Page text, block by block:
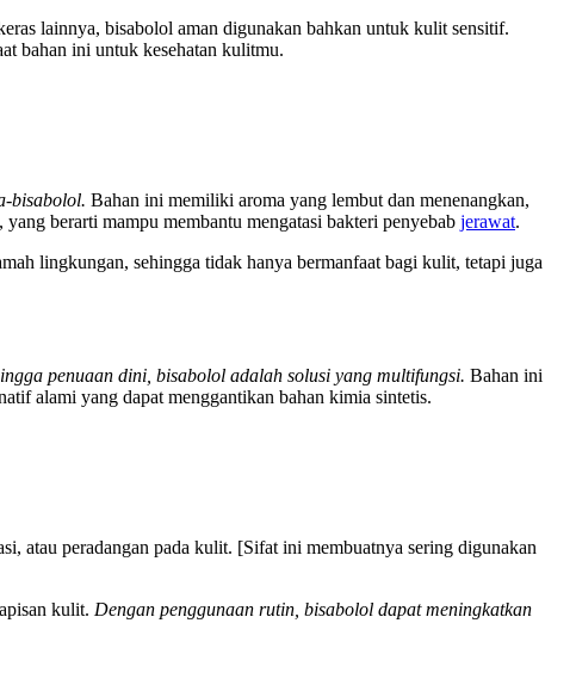
lainnya, bisabolol aman digunakan bahkan untuk kulit sensitif.
bahan ini untuk kesehatan kulitmu.
bisabolol. Bahan ini memiliki aroma yang lembut dan menenangkan,
berarti mampu membantu mengatasi bakteri penyebab jerawat.
lingkungan, sehingga tidak hanya bermanfaat bagi kulit, tetapi juga
penuaan dini, bisabolol adalah solusi yang multifungsi. Bahan ini
alami yang dapat menggantikan bahan kimia sintetis.
atau peradangan pada kulit. [Sifat ini membuatnya sering digunakan
kulit. Dengan penggunaan rutin, bisabolol dapat meningkatkan